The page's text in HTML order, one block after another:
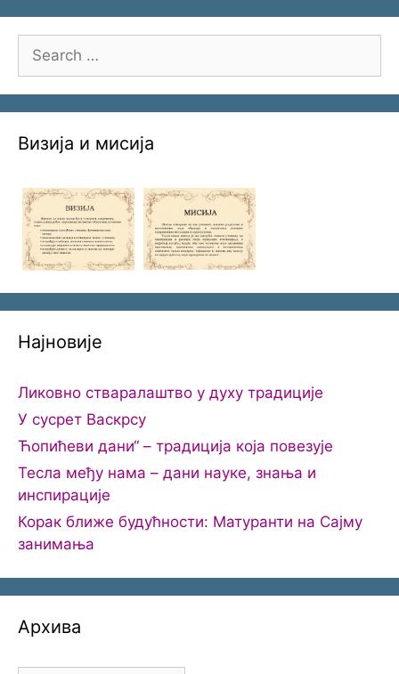
for:
Визија и мисија
Најновије
Ликовно стваралаштво у духу традиције
У сусрет Васкрсу
Ћопићеви дани“ – традиција која повезује
Тесла међу нама – дани науке, знања и
инспирације
Корак ближе будућности: Матуранти на Сајму
занимања
Архива